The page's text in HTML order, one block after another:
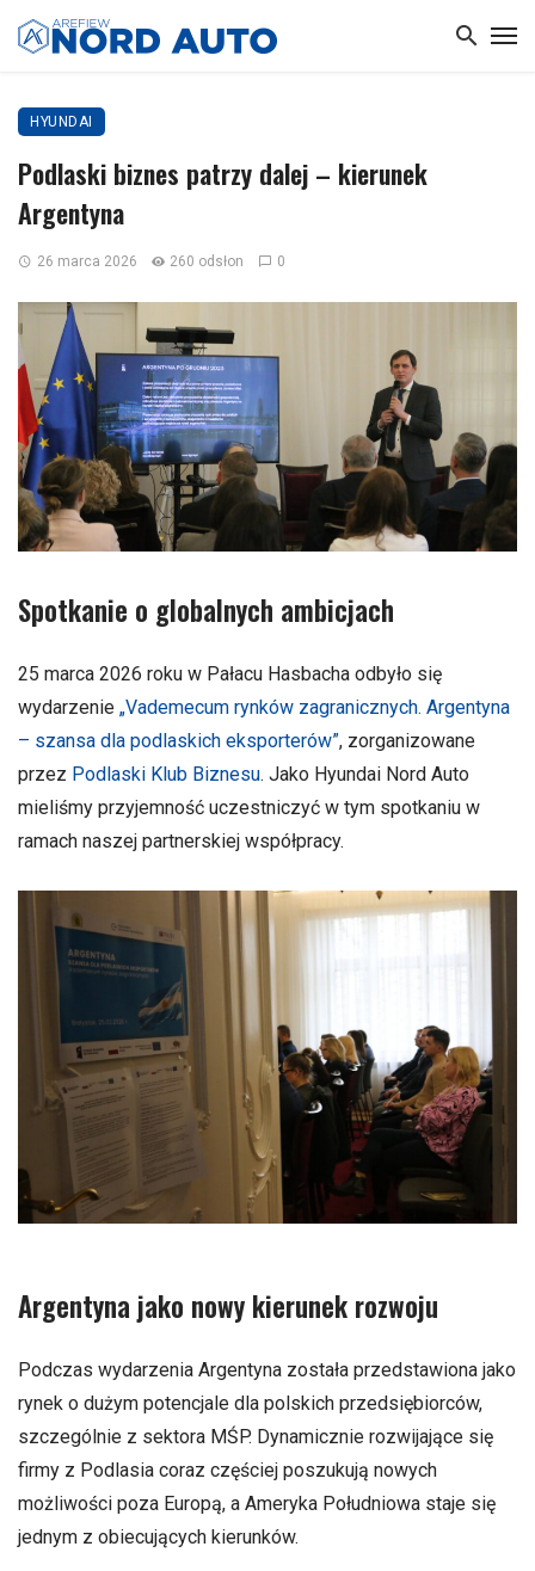
HYUNDAI
Podlaski biznes patrzy dalej – kierunek
Argentyna
26 marca 2026 260 odsłon 0
Spotkanie o globalnych ambicjach
25 marca 2026 roku w Pałacu Hasbacha odbyło się
wydarzenie „Vademecum rynków zagranicznych. Argentyna
– szansa dla podlaskich eksporterów”, zorganizowane
przez Podlaski Klub Biznesu. Jako Hyundai Nord Auto
mieliśmy przyjemność uczestniczyć w tym spotkaniu w
ramach naszej partnerskiej współpracy.
Argentyna jako nowy kierunek rozwoju
Podczas wydarzenia Argentyna została przedstawiona jako
rynek o dużym potencjale dla polskich przedsiębiorców,
szczególnie z sektora MŚP. Dynamicznie rozwijające się
firmy z Podlasia coraz częściej poszukują nowych
możliwości poza Europą, a Ameryka Południowa staje się
jednym z obiecujących kierunków.